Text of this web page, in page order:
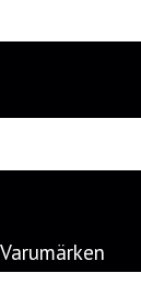
Varumärken